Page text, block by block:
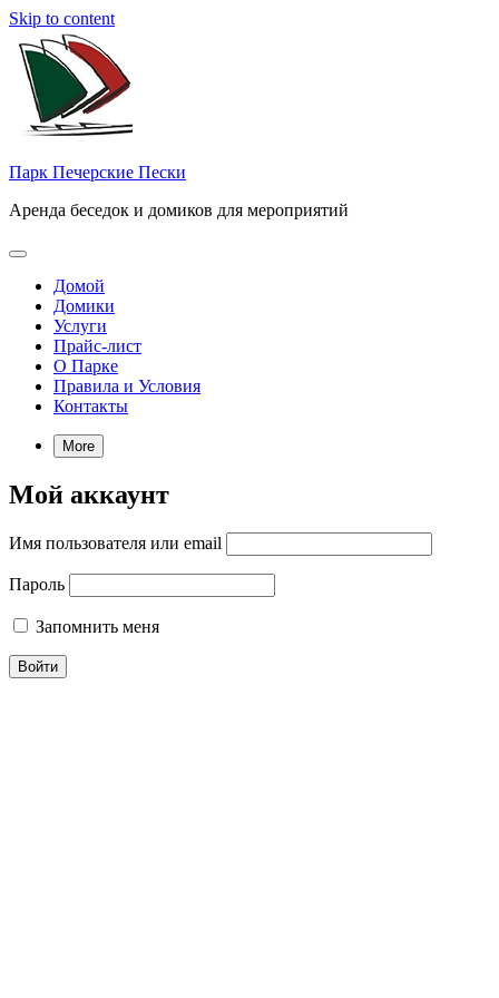
Skip to content
Парк Печерские Пески
Аренда беседок и домиков для мероприятий
Домой
Домики
Услуги
Прайс-лист
О Парке
Правила и Условия
Контакты
More
Мой аккаунт
Имя пользователя или email
Пароль
Запомнить меня